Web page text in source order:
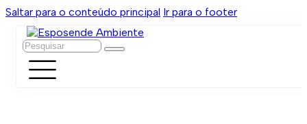
Saltar para o conteúdo principal Ir para o footer
Pesquisar